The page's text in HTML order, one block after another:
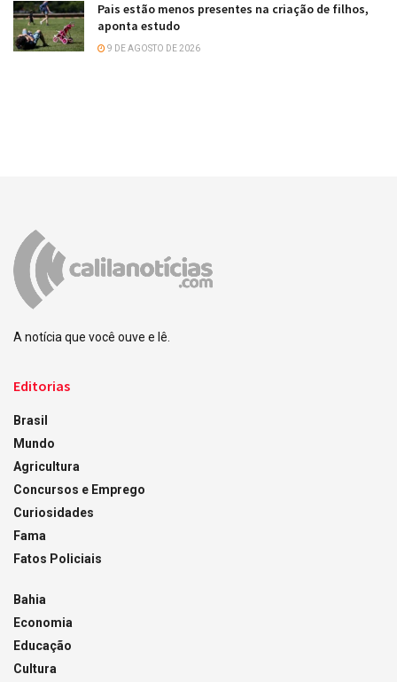
Pais estão menos presentes na criação de filhos,
aponta estudo
9 DE AGOSTO DE 2026
A notícia que você ouve e lê.
Editorias
Brasil
Mundo
Agricultura
Concursos e Emprego
Curiosidades
Fama
Fatos Policiais
Bahia
Economia
Educação
Cultura